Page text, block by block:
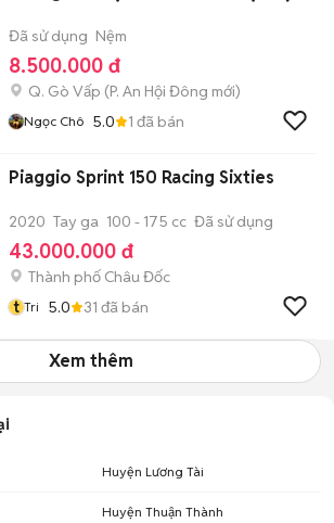
Đã sử dụng Nệm
8.500.000 đ
Q. Gò Vấp (P. An Hội Đông mới)
Ngọc Chô 5.0 1 đã bán
Piaggio Sprint 150 Racing Sixties
2020 Tay ga 100 - 175 cc Đã sử dụng
43.000.000 đ
Thành phố Châu Đốc
t Tri 5.0 31 đã bán
Xem thêm
Huyện Lương Tài
Huyện Thuận Thành